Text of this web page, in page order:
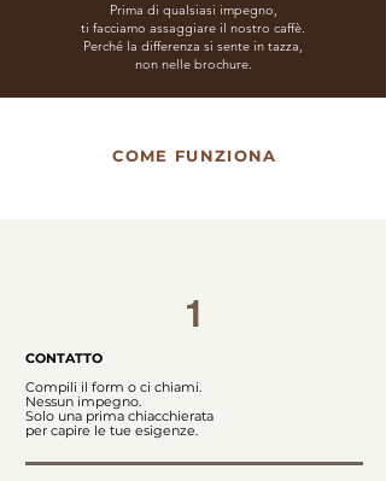
Prima di qualsiasi impegno,
ti facciamo assaggiare il nostro caffè.
Perché la differenza si sente in tazza,
non nelle brochure.
COME FUNZIONA
1
CONTATTO
Compili il form o ci chiami.
Nessun impegno.
Solo una prima chiacchierata
per capire le tue esigenze.